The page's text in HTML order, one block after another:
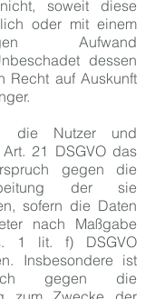
soweit diese
oder mit einem
Aufwand
dessen
Recht auf Auskunft
die Nutzer und
21 DSGVO das
gegen die
der sie
sofern die Daten
nach Maßgabe
1 lit. f) DSGVO
Insbesondere ist
gegen die